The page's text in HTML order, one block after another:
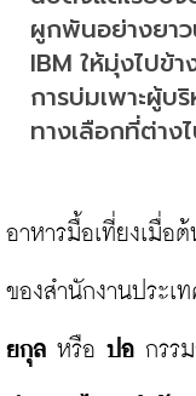
ผูกพันอย่างยาว
IBM ให้มุ่งไปข้
การบ่มเพาะผู้บ
ทางเลือกที่ต่าง
อาหารมื้อเที่ยงเมื่
ของสำนักงานประเ
ยกุล หรือ ปอ กรร